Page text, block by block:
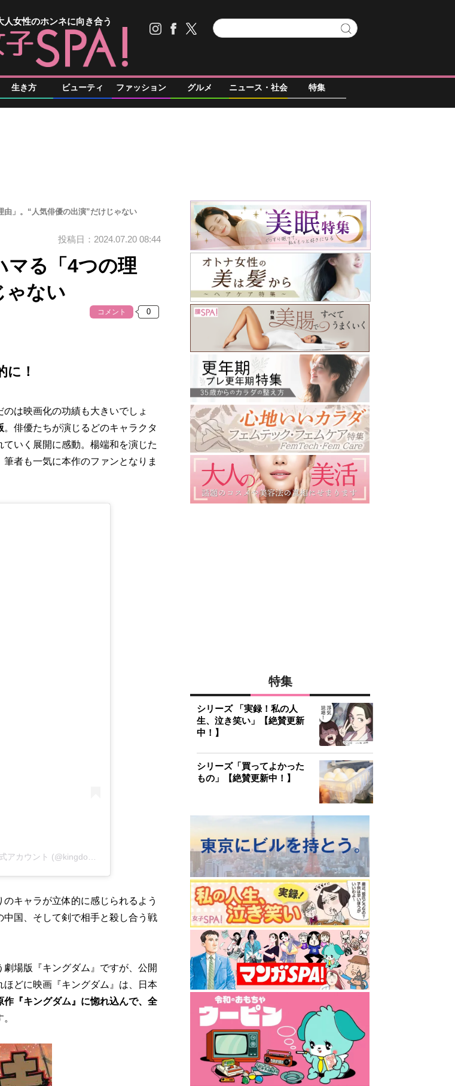
人女性のホンネに向き合う
生き方 ビューティ ファッション グルメ ニュース・社会 特集
」。“人気俳優の出演”だけじゃない
投稿日：2024.07.20 08:44
マる「4つの理
ゃない
コメント
に！
は映画化の功績も大きいでしょ
。俳優たちが演じるどのキャラクタ
いく展開に感動。楊端和を演じた
者も一気に本作のファンとなりま
キャラが立体的に感じられるよう
国、そして剣で相手と殺し合う戦
場版『キングダム』ですが、公開
どに映画『キングダム』は、日本
作『キングダム』に惚れ込んで、全
特集
シリーズ 「実録！私の人
生、泣き笑い」【絶賛更新
中！】
シリーズ「買ってよかった
もの」【絶賛更新中！】